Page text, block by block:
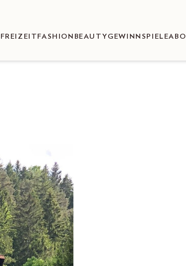
FREIZEIT FASHION BEAUTY GEWINNSPIELEABO